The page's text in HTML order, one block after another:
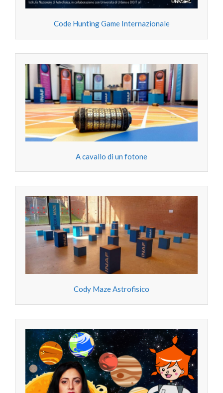
Code Hunting Game Internazionale
A cavallo di un fotone
Cody Maze Astrofisico